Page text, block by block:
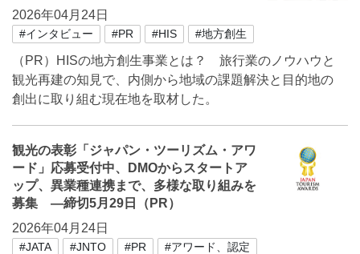
2026年04月24日
#インタビュー #PR #HIS #地方創生
（PR）HISの地方創生事業とは？ 旅行業のノウハウと
観光再建の知見で、内側から地域の課題解決と目的地の
創出に取り組む現在地を取材した。
観光の表彰「ジャパン・ツーリズム・アワ
ード」応募受付中、DMOからスタートア
ップ、異業種連携まで、多様な取り組みを
募集 ―締切5月29日（PR）
2026年04月24日
#JATA #JNTO #PR
#アワード、認定